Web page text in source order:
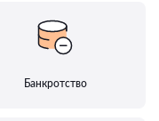
Банкротство